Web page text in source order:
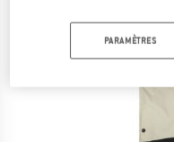
PARAMÈTRES